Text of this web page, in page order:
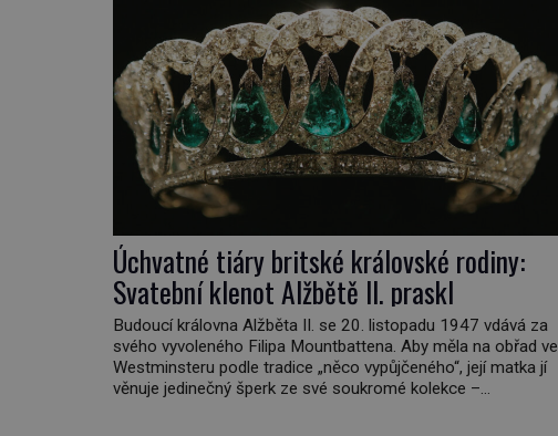
Úchvatné tiáry britské královské rodiny:
Svatební klenot Alžbětě II. praskl
Budoucí královna Alžběta II. se 20. listopadu 1947 vdává za
svého vyvoleného Filipa Mountbattena. Aby měla na obřad ve
Westminsteru podle tradice „něco vypůjčeného“, její matka jí
věnuje jedinečný šperk ze své soukromé kolekce –